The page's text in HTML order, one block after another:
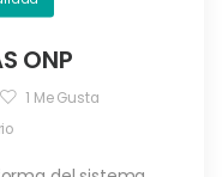
ONP
1 Me Gusta